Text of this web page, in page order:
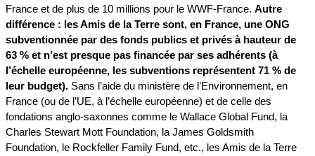
France et de plus de 10 millions pour le WWF-France. Autre
différence : les Amis de la Terre sont, en France, une ONG
subventionnée par des fonds publics et privés à hauteur de
63 % et n’est presque pas financée par ses adhérents (à
l’échelle européenne, les subventions représentent 71 % de
leur budget). Sans l’aide du ministère de l’Environnement, en
France (ou de l’UE, à l’échelle européenne) et de celle des
fondations anglo-saxonnes comme le Wallace Global Fund, la
Charles Stewart Mott Foundation, la James Goldsmith
Foundation, le Rockfeller Family Fund, etc., les Amis de la Terre